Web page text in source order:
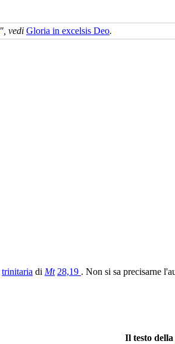
", vedi Gloria in excelsis Deo.
trinitaria di Mt 28,19 . Non si sa precisarne
Il testo della